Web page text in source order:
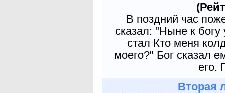
В поздний час
сказал: "Ныне к
стал Кто меня
моего?" Бог сказал
его.
Вторая